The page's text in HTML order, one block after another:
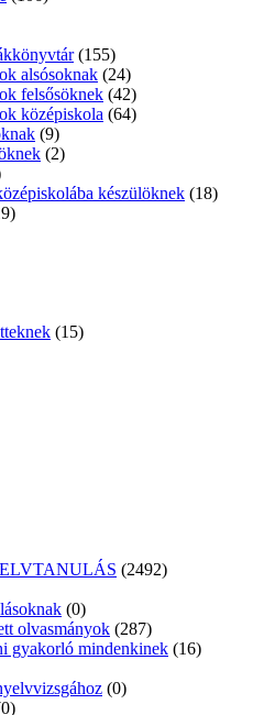
(155)
alsósoknak (24)
felsősöknek (42)
középiskola (64)
(9)
(2)
készülöknek (18)
(15)
(2492)
(0)
olvasmányok (287)
gyakorló mindenkinek (16)
(0)